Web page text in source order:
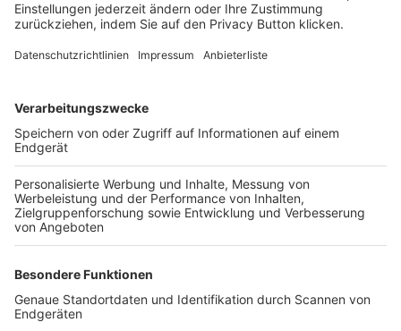
FOLGE DEM BFV
TOP-VEREINE
TOP-PARTNER